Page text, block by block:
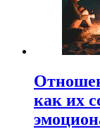
как их